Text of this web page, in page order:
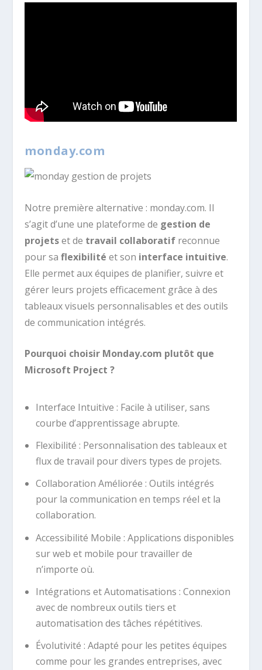
monday.com
Notre première alternative : monday.com. Il
s’agit d’une une plateforme de gestion de
projetset de travail collaboratif reconnue
pour saflexibilité et son interface intuitive.
Elle permet aux équipes de planifier, suivre et
gérer leurs projets efficacement grâce à des
tableaux visuels personnalisables et des outils
de communication intégrés.
Pourquoi choisir Monday.com plutôt que
Microsoft Project ?
Interface Intuitive : Facile à utiliser, sans
courbe d’apprentissage abrupte.
Flexibilité : Personnalisation des tableaux et
flux de travail pour divers types de projets.
Collaboration Améliorée : Outils intégrés
pour la communication en temps réel et la
collaboration.
Accessibilité Mobile : Applications disponibles
sur web et mobile pour travailler de
n’importe où.
Intégrations et Automatisations : Connexion
avec de nombreux outils tiers et
automatisation des tâches répétitives.
Évolutivité : Adapté pour les petites équipes
comme pour les grandes entreprises, avec